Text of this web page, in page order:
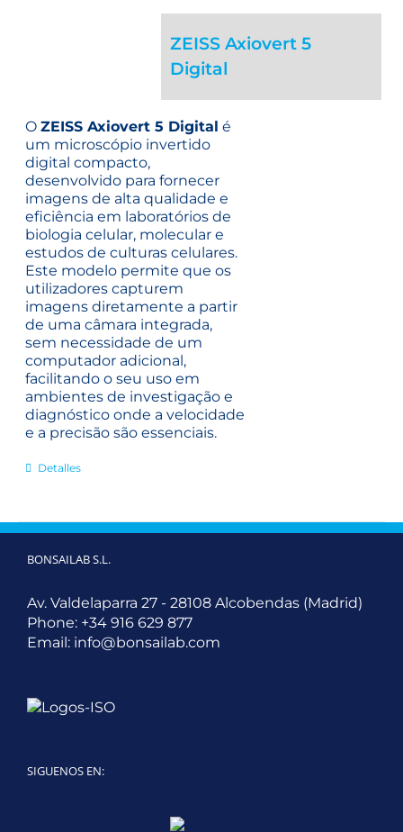
ZEISS Axiovert 5
Digital
OZEISS Axiovert 5 Digital é
um microscópio invertido
digital compacto,
desenvolvido para fornecer
imagens de alta qualidade e
eficiência em laboratórios de
biologia celular, molecular e
estudos de culturas celulares.
Este modelo permite que os
utilizadores capturem
imagens diretamente a partir
de uma câmara integrada,
sem necessidade de um
computador adicional,
facilitando o seu uso em
ambientes de investigação e
diagnóstico onde a velocidade
e a precisão são essenciais.
Detalles
BONSAILAB S.L.
Av. Valdelaparra 27 - 28108 Alcobendas (Madrid)
Phone: +34 916 629 877
Email: info@bonsailab.com
SIGUENOS EN:
LinkedInYouTube